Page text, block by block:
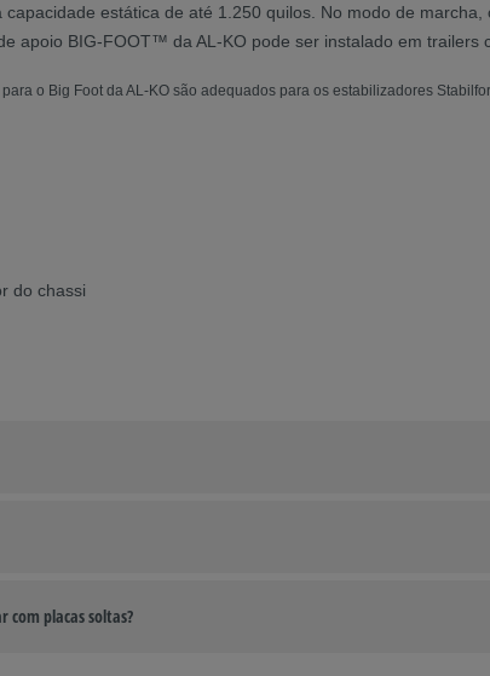
estática de até 1.250 quilos. No modo de
apoio BIG-FOOT™ da AL-KO pode ser instalado em trailers
o Big Foot da AL-KO são adequados para os estabilizadores
do chassi
com placas soltas?